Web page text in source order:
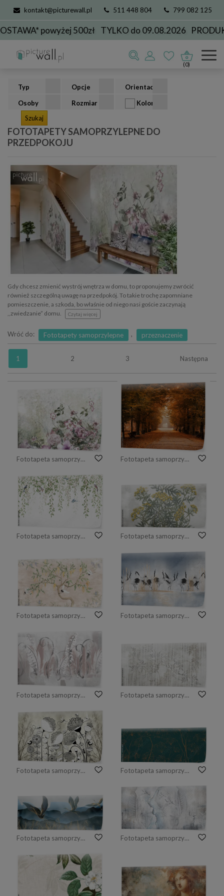
kontakt@picturewall.pl 511 448 804 799 082 125
powyżej 500zł TYLKO do 09.08.2026 PRODUKCJA
(0)
Fototapety samoprzylepne przeznaczenie do przedpokoju
Typ Opcje
Orientacja
Osoby
Rozmiar Kolor
FOTOTAPETY SAMOPRZYLEPNE DO
PRZEDPOKOJU
Gdy chcesz zmienić wystrój wnętrza w domu, to proponujemy zwrócić
również szczególną uwagę na przedpokój. To takie trochę zapomniane
pomieszczenie, a szkoda, bo właśnie od niego nasi goście zaczynają
,,zwiedzanie” domu.
Czytaj więcej
Wróć do: Fototapety samoprzylepne , przeznaczenie
1 2 3 Następna
Fototapeta samoprzylepna kolorowe kwiaty, akwarela Fototapeta samoprzylepna Jesień, aleja drzew
Fototapeta samoprzylepna Zwisające gałązki wierzby z ptakami. Fototapeta samoprzylepna Kwiaty wrotyczowe w skali makro - stonowana kolorystyka
Fototapeta samoprzylepna namalowane drzewo z lecącymi żurawiami na strukturalnym tle Fototapeta samoprzylepna Tańczące żurawie nad jeziorem
Fototapeta samoprzylepna pióra na betonowej ścianie Fototapeta samoprzylepna z kwiatami jaśminu
Fototapeta samoprzylepna monochromatyczny, abstrakcyjny, kwiatowy mural Fototapeta samoprzylepna tło z motywem kwiatowym
Fototapeta samoprzylepna Żurawie na tle gór i wzgórz we mgle Fototapeta samoprzylepna z liśćmi i żurawiami na pękniętej betonowej ścianie z abstrakcją.